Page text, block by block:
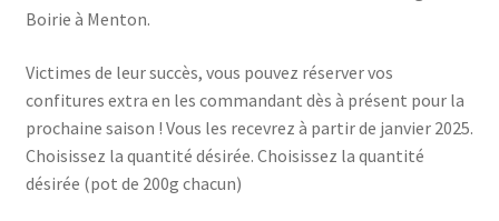
Boirie à Menton.
Victimes de leur succès, vous pouvez réserver vos
confitures extra en les commandant dès à présent pour la
prochaine saison ! Vous les recevrez à partir de janvier 2025.
Choisissez la quantité désirée. Choisissez la quantité
désirée (pot de 200g chacun)